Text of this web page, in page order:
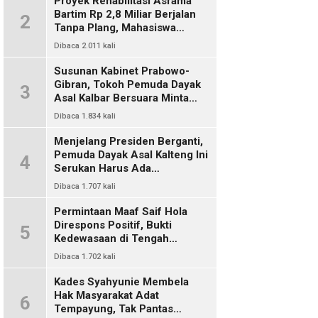
2
Bartim Rp 2,8 Miliar Berjalan
Tanpa Plang, Mahasiswa
Pertanyakan Transparansi
Dibaca 2.011 kali
3
Susunan Kabinet Prabowo-
Gibran, Tokoh Pemuda Dayak
Asal Kalbar Bersuara Minta
Harus Ada Representasi Dari
Dibaca 1.834 kali
4
Menjelang Presiden Berganti,
Pemuda Dayak Asal Kalteng Ini
Serukan Harus Ada
Keterwakilan Bangsa Dayak
Dibaca 1.707 kali
5
Permintaan Maaf Saif Hola
Direspons Positif, Bukti
Kedewasaan di Tengah
Polemik Konten
Dibaca 1.702 kali
6
Kades Syahyunie Membela
Hak Masyarakat Adat
Tempayung, Tak Pantas